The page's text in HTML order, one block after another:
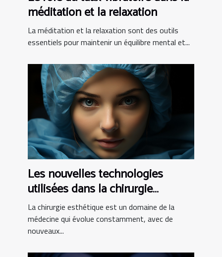
méditation et la relaxation
La méditation et la relaxation sont des outils
essentiels pour maintenir un équilibre mental et...
Les nouvelles technologies
utilisées dans la chirurgie
esthétique tunisienne
La chirurgie esthétique est un domaine de la
médecine qui évolue constamment, avec de
nouveaux...